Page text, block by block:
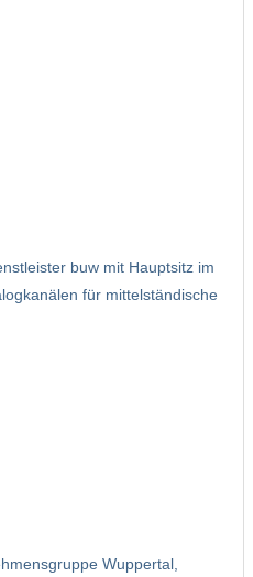
buw mit Hauptsitz im
für mittelständische
Wuppertal,